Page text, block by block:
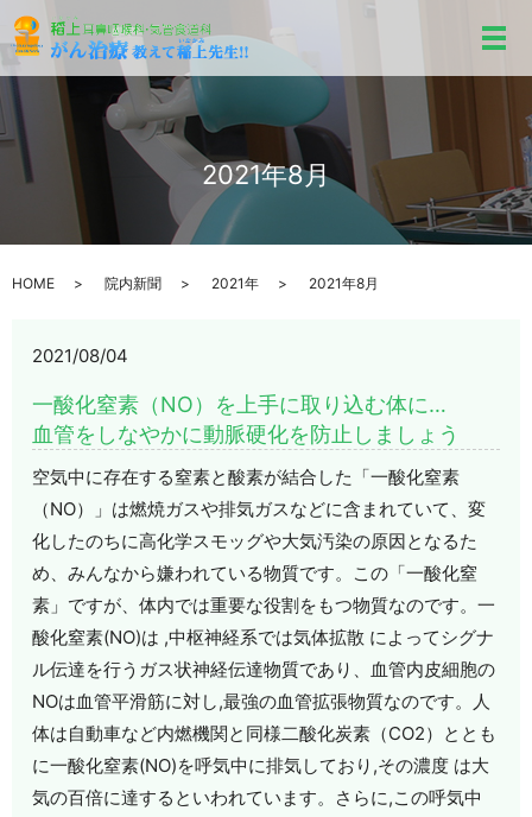
メ
2021年8月
HOME 院内新聞 2021年 2021年8月
2021/08/04
一酸化窒素（NO）を上手に取り込む体に…
血管をしなやかに動脈硬化を防止しましょう
空気中に存在する窒素と酸素が結合した「一酸化窒素
（NO）」は燃焼ガスや排気ガスなどに含まれていて、変
化したのちに高化学スモッグや大気汚染の原因となるた
め、みんなから嫌われている物質です。この「一酸化窒
素」ですが、体内では重要な役割をもつ物質なのです。一
酸化窒素(NO)は ,中枢神経系では気体拡散 によってシグナ
ル伝達を行うガス状神経伝達物質であり、血管内皮細胞の
NOは血管平滑筋に対し,最強の血管拡張物質なのです。人
体は自動車など内燃機関と同様二酸化炭素（CO2）ととも
に一酸化窒素(NO)を呼気中に排気しており,その濃度 は大
気の百倍に達するといわれています。さらに,この呼気中